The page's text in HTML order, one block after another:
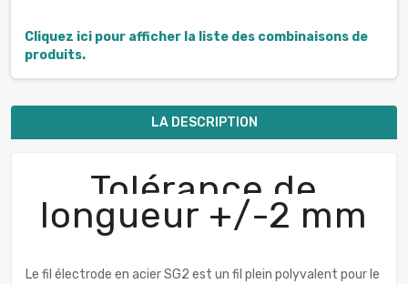
Cliquez ici pour afficher la liste des combinaisons de
produits.
LA DESCRIPTION
Tolérance de
longueur +/-2 mm
Le fil électrode en acier SG2 est un fil plein polyvalent pour le